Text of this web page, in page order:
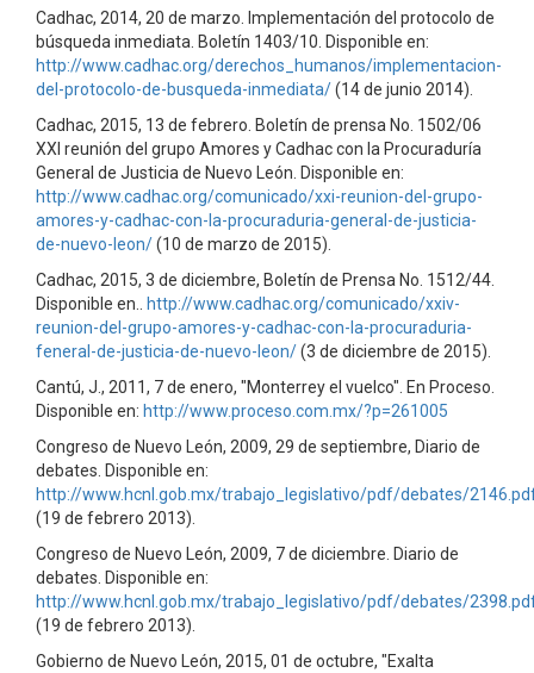
Cadhac, 2014, 20 de marzo. Implementación del protocolo de
búsqueda inmediata. Boletín 1403/10. Disponible en:
http://www.cadhac.org/derechos_humanos/implementacion-
del-protocolo-de-busqueda-inmediata/(14 de junio 2014).
Cadhac, 2015, 13 de febrero. Boletín de prensa No. 1502/06
XXI reunión del grupo Amores y Cadhac con la Procuraduría
General de Justicia de Nuevo León. Disponible en:
http://www.cadhac.org/comunicado/xxi-reunion-del-grupo-
amores-y-cadhac-con-la-procuraduria-general-de-justicia-
de-nuevo-leon/(10 de marzo de 2015).
Cadhac, 2015, 3 de diciembre, Boletín de Prensa No. 1512/44.
Disponible en..
http://www.cadhac.org/comunicado/xxiv-
reunion-del-grupo-amores-y-cadhac-con-la-procuraduria-
feneral-de-justicia-de-nuevo-leon/(3 de diciembre de 2015).
Cantú, J., 2011, 7 de enero, "Monterrey el vuelco". En Proceso.
Disponible en: http://www.proceso.com.mx/?p=261005
Congreso de Nuevo León, 2009, 29 de septiembre, Diario de
debates. Disponible en:
http://www.hcnl.gob.mx/trabajo_legislativo/pdf/debates/
(19 de febrero 2013).
Congreso de Nuevo León, 2009, 7 de diciembre. Diario de
debates. Disponible en:
http://www.hcnl.gob.mx/trabajo_legislativo/pdf/debates/
(19 de febrero 2013).
Gobierno de Nuevo León, 2015, 01 de octubre, "Exalta